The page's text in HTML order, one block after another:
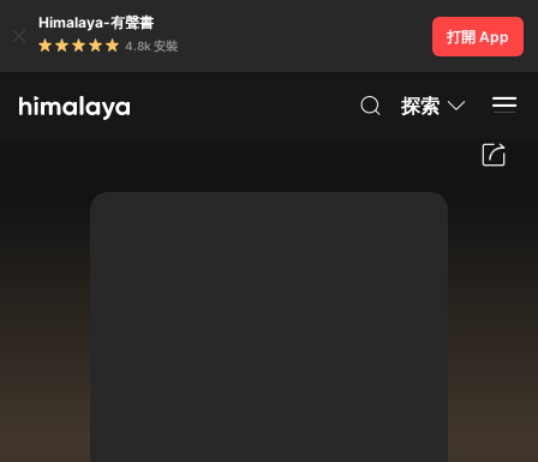
Himalaya-有聲書
4.8k 安裝
打開 App
探索